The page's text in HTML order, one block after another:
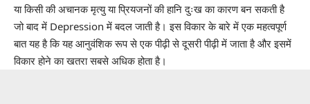
या किसी की अचानक मृत्यु या प्रियजनों की हानि दुःख का कारण बन सकती है
जो बाद में Depression में बदल जाती है। इस विकार के बारे में एक महत्वपूर्ण
बात यह है कि यह आनुवंशिक रूप से एक पीढ़ी से दूसरी पीढ़ी में जाता है और इसमें
विकार होने का खतरा सबसे अधिक होता है।